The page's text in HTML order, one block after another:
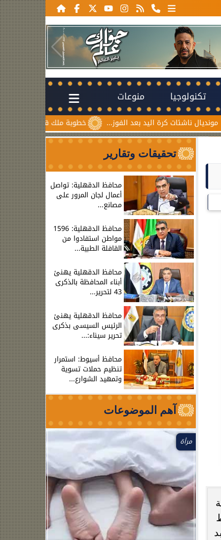
تكنولوجيا منوعات
خطوبة ملك قورة ويوسف عثمان.. كرة اليد بعد الفوز...
تحقيقات وتقارير
محافظ الدقهلية: تواصل
أعمال لجان المرور على
مصانع...
محافظ الدقهلية: 1596
مواطن استفادوا من
القافلة الطبية...
محافظ الدقهلية يهنئ
أبناء المحافظة بالذكرى
43 لتحرير...
محافظ الدقهلية يهنئ
الرئيس السيسى بذكرى
تحرير سيناء:...
محافظ أسيوط: استمرار
تنظيم حملات تسوية
وتمهيد الشوارع...
آهم الموضوعات
مرأة